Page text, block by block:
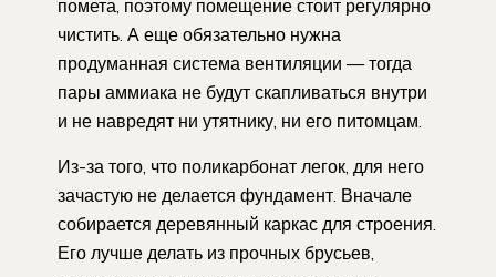
помета, поэтому помещение стоит регулярно
чистить. А еще обязательно нужна
продуманная система вентиляции — тогда
пары аммиака не будут скапливаться внутри
и не навредят ни утятнику, ни его питомцам.
Из-за того, что поликарбонат легок, для него
зачастую не делается фундамент. Вначале
собирается деревянный каркас для строения.
Его лучше делать из прочных брусьев,